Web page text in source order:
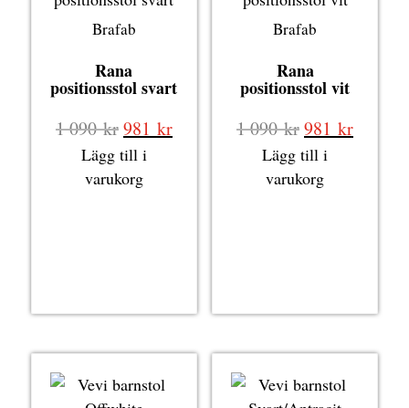
Brafab
Rana
positionsstol svart
1 090krDet
ursprungliga
priset
981 krDet
Lägg till i
varukorg
Brafab
Rana
positionsstol vit
1 090krDet
ursprungliga
priset
981 krDet
Lägg till i
varukorg